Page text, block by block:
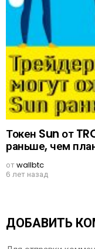
Токен Sun от
раньше, чем
отwallbtc
6 лет назад
ДОБАВИТЬ